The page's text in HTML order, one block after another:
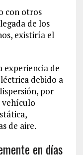
con otros
de los
existiría el
experiencia de
debido a
por
vehículo
de aire.
en días